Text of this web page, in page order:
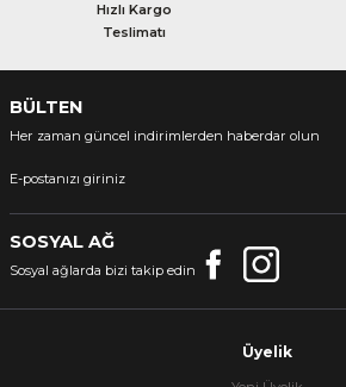
Hızlı Kargo
Teslimatı
BÜLTEN
Her zaman güncel indirimlerden haberdar olun
SOSYAL AĞ
Sosyal ağlarda bizi takip edin
Üyelik